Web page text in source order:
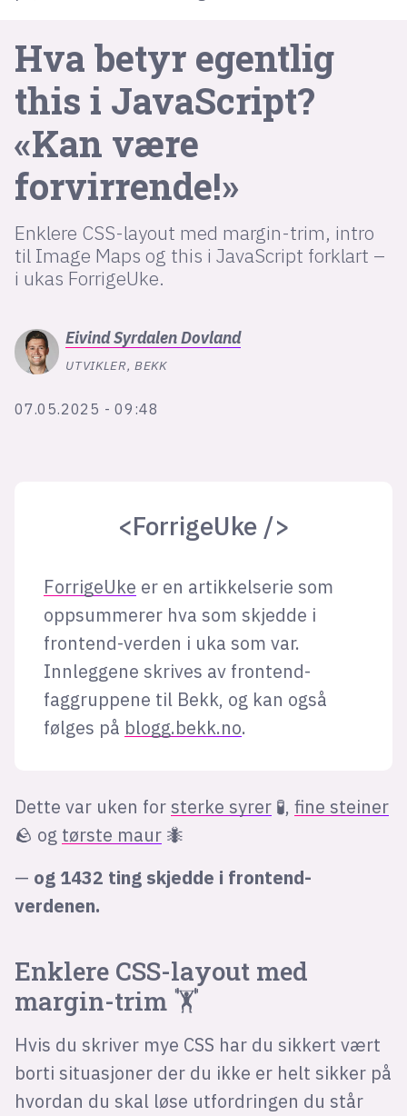
Hva betyr egentlig
this i Java­Script?
«Kan være
forvirrende!»
Enklere CSS-layout med margin-trim, intro
til Image Maps og this i JavaScript forklart –
i ukas ForrigeUke.
EivindSyrdalen Dovland
UTVIKLER, BEKK
07.05.2025 - 09:48
<ForrigeUke />
ForrigeUke er en artikkelserie som
oppsummerer hva som skjedde i
frontend-verden i uka som var.
Innleggene skrives av frontend-
faggruppene til Bekk, og kan også
følges på blogg.bekk.no.
Dette var uken for sterke syrer🧪, fine steiner
🪨 og tørste maur🐜
— og 1432 ting skjedde i frontend-
verdenen.
Enklere CSS-layout med
margin-trim🏋️
Hvis du skriver mye CSS har du sikkert vært
borti situasjoner der du ikke er helt sikker på
hvordan du skal løse utfordringen du står
lys modus
mørk modus
nyhetsbrev
kode24-klubben
LinkedIn
Bluesky
Facebook
annonseguide
suksesshistorier
Bli firmapartner